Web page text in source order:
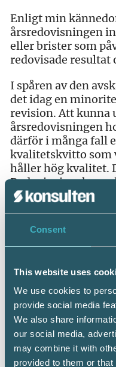
Consent
This website uses
We use cookies to
provide social media
We also share
our social media,
may combine it with
provided to them or
Enligt min
årsredovisningen
eller brister som
redovisade resultat
I spåren av den
det idag en
revision. Att kunna
årsredovisningen
därför i många fall
kvalitetskvitto som
håller hög kvalitet.
skapa högt
dess redovisning
intressenter.
Som Auktoriserad
Rapport om
så att företagets
modernt
redovisningen kan
januari 2018
årsredovisningar
2017. Därmed